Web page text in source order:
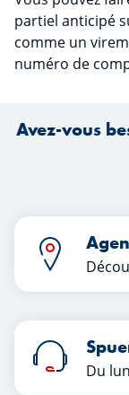
partiel anticipé
comme un
numéro de
Avez-vous
Du